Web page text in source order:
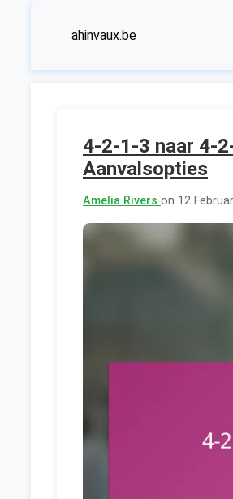
ahinvaux.be
4-2-1-3 naar 4-
Aanvalsopties
Amelia Rivers on 12